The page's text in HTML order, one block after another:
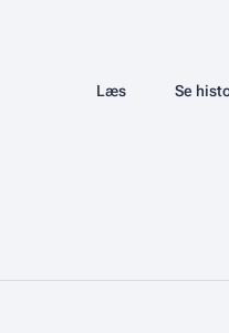
Visninger
Læs
Vis kilde Se